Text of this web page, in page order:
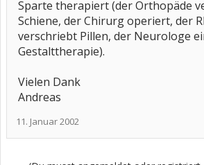
Sparte therapiert (der Orthopäde
Schiene, der Chirurg operiert, der
verschriebt Pillen, der Neurologe
Gestalttherapie).
Vielen Dank
Andreas
11. Januar 2002